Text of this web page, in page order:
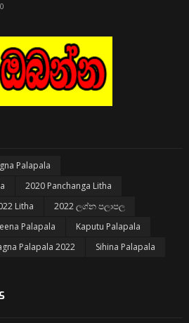
Palapala
2020 Panchanga Litha
Litha
2022 ලග්න පලාපල
Palapala
Kaputu Palapala
Palapala 2022
Sihina Palapala